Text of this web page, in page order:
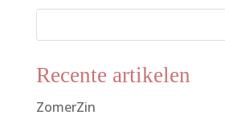
Recente artikelen
ZomerZin